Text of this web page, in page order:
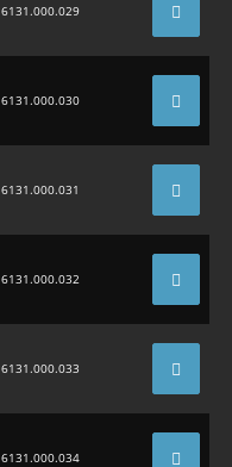
6131.000.029
6131.000.030
6131.000.031
6131.000.032
6131.000.033
6131.000.034